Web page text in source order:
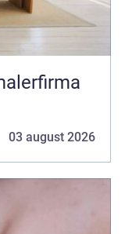
03 august 2026